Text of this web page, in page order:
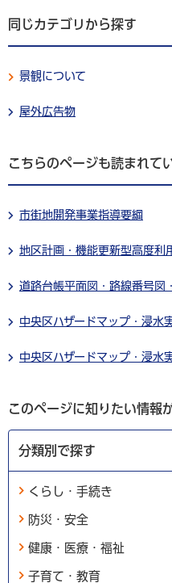
同じカテゴリから探す
景観について
屋外広告物
こちらのページも読まれて
市街地開発事業指導要綱
地区計画・機能更新型高度利
道路台帳平面図・路線番号図
中央区ハザードマップ・浸水
中央区ハザードマップ・浸水
このページに知りたい情報
分類別で探す
くらし・手続き
防災・安全
健康・医療・福祉
子育て・教育